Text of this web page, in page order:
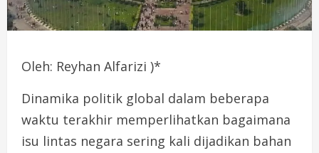
Oleh: Reyhan Alfarizi )*
Dinamika politik global dalam beberapa
waktu terakhir memperlihatkan bagaimana
isu lintas negara sering kali dijadikan bahan